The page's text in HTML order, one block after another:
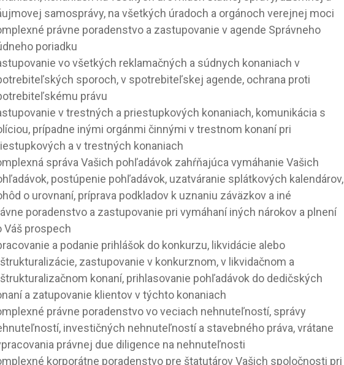
samosprávy, na všetkých úradoch a orgánoch verejnej moci
právne poradenstvo a zastupovanie v agende Správneho
poriadku
vo všetkých reklamačných a súdnych konaniach v
sporoch, v spotrebiteľskej agende, ochrana proti
právu
v trestných a priestupkových konaniach, komunikácia s
prípadne inými orgánmi činnými v trestnom konaní pri
a v trestných konaniach
správa Vašich pohľadávok zahŕňajúca vymáhanie Vašich
postúpenie pohľadávok, uzatváranie splátkových kalendárov,
o urovnaní, príprava podkladov k uznaniu záväzkov a iné
poradenstvo a zastupovanie pri vymáhaní iných nárokov a plnení
Váš prospech
a podanie prihlášok do konkurzu, likvidácie alebo
zastupovanie v konkurznom, v likvidačnom a
konaní, prihlasovanie pohľadávok do dedičských
a zatupovanie klientov v týchto konaniach
právne poradenstvo vo veciach nehnuteľností, správy
investičných nehnuteľností a stavebného práva, vrátane
právnej due diligence na nehnuteľnosti
korporátne poradenstvo pre štatutárov Vašich spoločnosti pri